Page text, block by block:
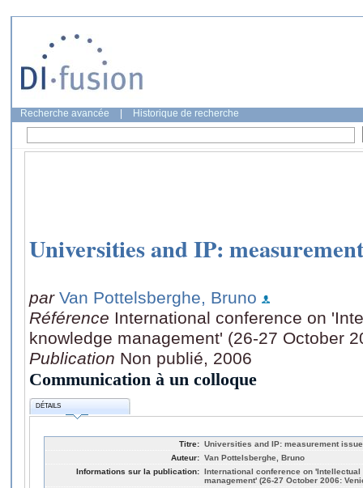
Recherche avancée Historique de recherche
Universities and IP:
par Van Pottelsberghe, Bruno
Référence International conference on
knowledge management' (26-27 October
Publication Non publié, 2006
Communication à un colloque
DÉTAILS
Titre: Universities and IP: measurement
Auteur: Van Pottelsberghe, Bruno
Informations sur la publication: International conference on
management' (26-27 October 2006: